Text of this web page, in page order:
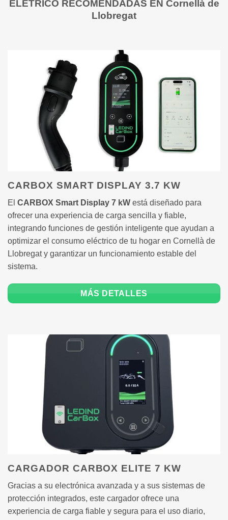
ELÉTRICO RECOMENDADAS EN Cornellà de
Llobregat
CARBOX SMART DISPLAY 3.7 KW
El CARBOX Smart Display 7 kW está diseñado para
ofrecer una experiencia de carga sencilla y fiable,
integrando funciones de gestión inteligente que ayudan a
optimizar el consumo eléctrico de tu hogar en Cornellà de
Llobregat y garantizar un funcionamiento estable del
sistema.
MÁS DETALLES
CARGADOR CARBOX ELITE 7 KW
Gracias a su electrónica avanzada y a sus sistemas de
protección integrados, este cargador ofrece una
experiencia de carga fiable y segura para el uso diario,